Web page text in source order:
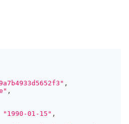
,
,
"1990-01-15" ,